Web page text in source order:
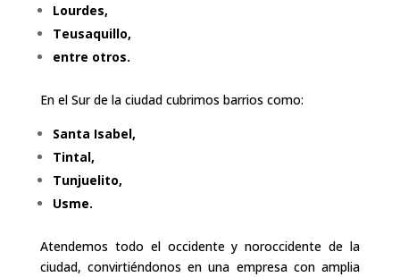
Lourdes,
Teusaquillo,
entre otros.
En el Sur de la ciudad cubrimos barrios como:
Santa Isabel,
Tintal,
Tunjuelito,
Usme.
Atendemos todo el occidente y noroccidente de la
ciudad, convirtiéndonos en una empresa con amplia